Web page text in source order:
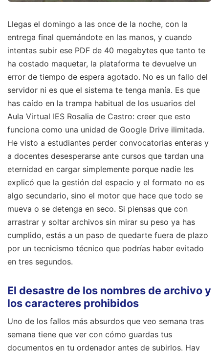
Llegas el domingo a las once de la noche, con la
entrega final quemándote en las manos, y cuando
intentas subir ese PDF de 40 megabytes que tanto te
ha costado maquetar, la plataforma te devuelve un
error de tiempo de espera agotado. No es un fallo del
servidor ni es que el sistema te tenga manía. Es que
has caído en la trampa habitual de los usuarios del
Aula Virtual IES Rosalia de Castro: creer que esto
funciona como una unidad de Google Drive ilimitada.
He visto a estudiantes perder convocatorias enteras y
a docentes desesperarse ante cursos que tardan una
eternidad en cargar simplemente porque nadie les
explicó que la gestión del espacio y el formato no es
algo secundario, sino el motor que hace que todo se
mueva o se detenga en seco. Si piensas que con
arrastrar y soltar archivos sin mirar su peso ya has
cumplido, estás a un paso de quedarte fuera de plazo
por un tecnicismo técnico que podrías haber evitado
en tres segundos.
El desastre de los nombres de archivo y
los caracteres prohibidos
Uno de los fallos más absurdos que veo semana tras
semana tiene que ver con cómo guardas tus
documentos en tu ordenador antes de subirlos. Hay